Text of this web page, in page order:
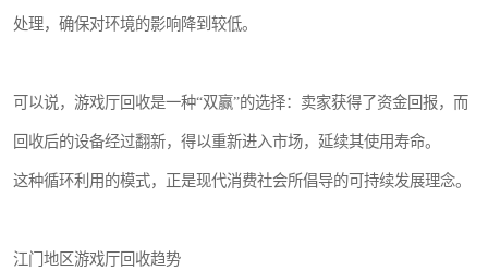
处理，确保对环境的影响降到较低。
可以说，游戏厅回收是一种“双赢”的选择：卖家获得了资金回报，而
回收后的设备经过翻新，得以重新进入市场，延续其使用寿命。
这种循环利用的模式，正是现代消费社会所倡导的可持续发展理念。
江门地区游戏厅回收趋势